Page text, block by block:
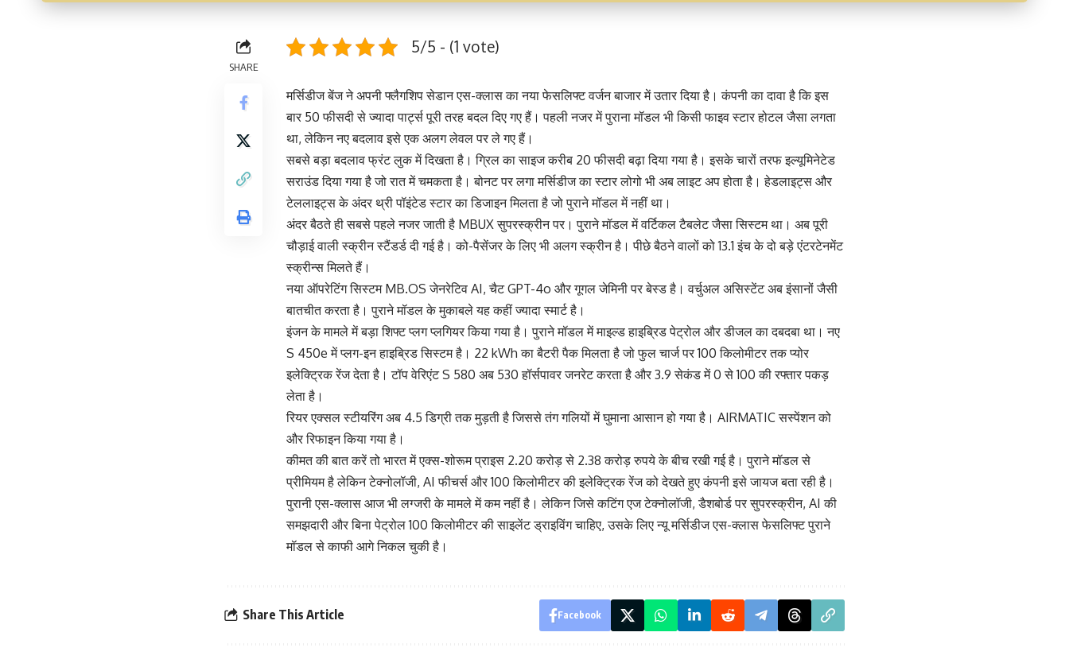
SHARE
5/5 - (1 vote)
मर्सिडीज बेंज ने अपनी फ्लैगशिप सेडान एस-क्लास का नया फेसलिफ्ट वर्जन बाजार में उतार दिया है। कंपनी का दावा है कि इस
बार 50 फीसदी से ज्यादा पार्ट्स पूरी तरह बदल दिए गए हैं। पहली नजर में पुराना मॉडल भी किसी फाइव स्टार होटल जैसा लगता
था, लेकिन नए बदलाव इसे एक अलग लेवल पर ले गए हैं।
सबसे बड़ा बदलाव फ्रंट लुक में दिखता है। ग्रिल का साइज करीब 20 फीसदी बढ़ा दिया गया है। इसके चारों तरफ इल्यूमिनेटेड
सराउंड दिया गया है जो रात में चमकता है। बोनट पर लगा मर्सिडीज का स्टार लोगो भी अब लाइट अप होता है। हेडलाइट्स और
टेललाइट्स के अंदर थ्री पॉइंटेड स्टार का डिजाइन मिलता है जो पुराने मॉडल में नहीं था।
अंदर बैठते ही सबसे पहले नजर जाती है MBUX सुपरस्क्रीन पर। पुराने मॉडल में वर्टिकल टैबलेट जैसा सिस्टम था। अब पूरी
चौड़ाई वाली स्क्रीन स्टैंडर्ड दी गई है। को-पैसेंजर के लिए भी अलग स्क्रीन है। पीछे बैठने वालों को 13.1 इंच के दो बड़े एंटरटेनमेंट
स्क्रीन्स मिलते हैं।
नया ऑपरेटिंग सिस्टम MB.OS जेनरेटिव AI, चैट GPT-4o और गूगल जेमिनी पर बेस्ड है। वर्चुअल असिस्टेंट अब इंसानों जैसी
बातचीत करता है। पुराने मॉडल के मुकाबले यह कहीं ज्यादा स्मार्ट है।
इंजन के मामले में बड़ा शिफ्ट प्लग प्लगियर किया गया है। पुराने मॉडल में माइल्ड हाइब्रिड पेट्रोल और डीजल का दबदबा था। नए
S 450e में प्लग-इन हाइब्रिड सिस्टम है। 22 kWh का बैटरी पैक मिलता है जो फुल चार्ज पर 100 किलोमीटर तक प्योर
इलेक्ट्रिक रेंज देता है। टॉप वेरिएंट S 580 अब 530 हॉर्सपावर जनरेट करता है और 3.9 सेकंड में 0 से 100 की रफ्तार पकड़
लेता है।
रियर एक्सल स्टीयरिंग अब 4.5 डिग्री तक मुड़ती है जिससे तंग गलियों में घुमाना आसान हो गया है। AIRMATIC सस्पेंशन को
और रिफाइन किया गया है।
कीमत की बात करें तो भारत में एक्स-शोरूम प्राइस 2.20 करोड़ से 2.38 करोड़ रुपये के बीच रखी गई है। पुराने मॉडल से
प्रीमियम है लेकिन टेक्नोलॉजी, AI फीचर्स और 100 किलोमीटर की इलेक्ट्रिक रेंज को देखते हुए कंपनी इसे जायज बता रही है।
पुरानी एस-क्लास आज भी लग्जरी के मामले में कम नहीं है। लेकिन जिसे कटिंग एज टेक्नोलॉजी, डैशबोर्ड पर सुपरस्क्रीन, AI की
समझदारी और बिना पेट्रोल 100 किलोमीटर की साइलेंट ड्राइविंग चाहिए, उसके लिए न्यू मर्सिडीज एस-क्लास फेसलिफ्ट पुराने
मॉडल से काफी आगे निकल चुकी है।
Share This Article Facebook